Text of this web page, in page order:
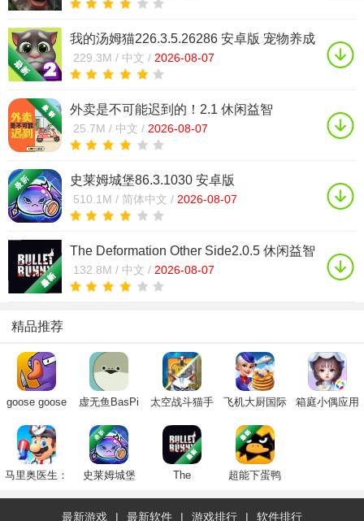
我的汤姆猫226.3.5.26286 安卓版 宠物养成
互动
229.3M / 中文 / 2026-08-07
外卖是不可能迟到的！2.1 休闲益智
25.7M / 中文 / 2026-08-07
史莱姆城堡86.3.1030 安卓版
510.1M / 简体中文 / 2026-08-07
The Deformation Other Side2.0.5 休闲益智
132.8M / 中文 / 2026-08-07
精品推荐
goose goose
方下载2024最
新版
虚无鱼BasPi
版
太空战斗猫手
最新版(Space
Сats)
飞机大厨国际
2025官方最新
版(Airplane
Chefs)
箱庭小偶应用
马里奥医生：
史莱姆城堡
The
超能下蛋鸭
最新游戏 | 最新软件 | 游戏排行 | 软件排行